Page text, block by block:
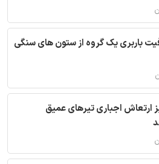
باربری یک گروه از ستون های سنگی
ارتعاش اجباری تیرهای عمیق